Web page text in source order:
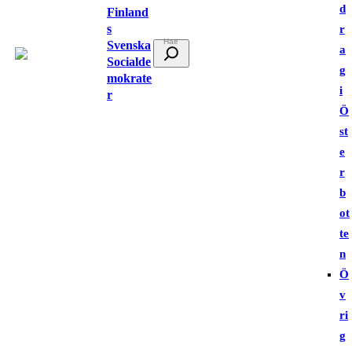
Finland
s
Svenska
Socialde
mokrate
r
ö
d
r
a
g
i
Ö
st
e
r
b
ot
te
n
Ö
v
ri
g